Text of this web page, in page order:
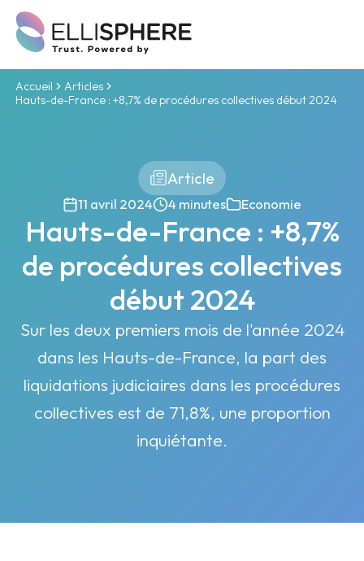
Accueil
Articles
Hauts-de-France : +8,7% de procédures collectives début 2024
Article
11 avril 2024 4 minutes Economie
Hauts-de-France : +8,7%
de procédures collectives
début 2024
Sur les deux premiers mois de l'année 2024
dans les Hauts-de-France, la part des
liquidations judiciaires dans les procédures
collectives est de 71,8%, une proportion
inquiétante.